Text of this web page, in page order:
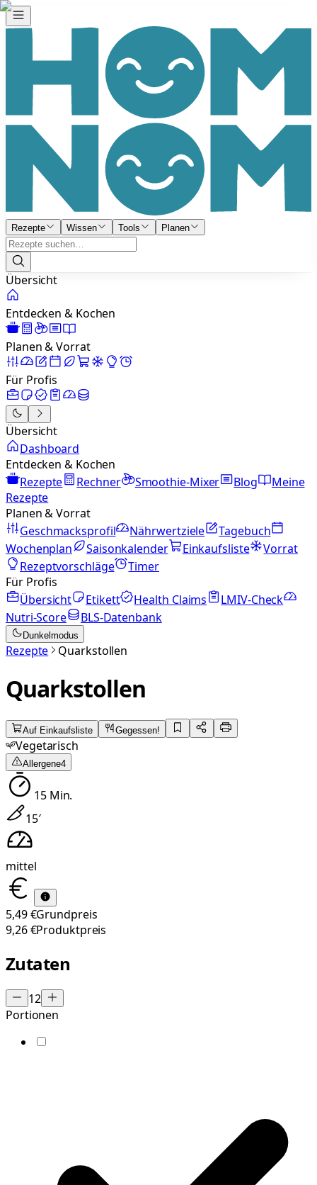
Rezepte Wissen Tools Planen
Übersicht
Entdecken & Kochen
Planen & Vorrat
Für Profis
Übersicht
Dashboard
Entdecken & Kochen
Rezepte
Rechner Smoothie-Mixer Blog
Meine
Rezepte
Planen & Vorrat
Geschmacksprofil
Nährwertziele
Tagebuch
Wochenplan
Saisonkalender Einkaufsliste
Vorrat
Rezeptvorschläge
Timer
Für Profis
Übersicht
Etikett Health Claims
LMIV-Check
Nutri-Score
BLS-Datenbank
Dunkelmodus
Rezepte Quarkstollen
Quarkstollen
Auf Einkaufsliste Gegessen!
Vegetarisch
Allergene4
15Min.
15′
mittel
5,49 €Grundpreis
9,26 €Produktpreis
Zutaten
12
Portionen